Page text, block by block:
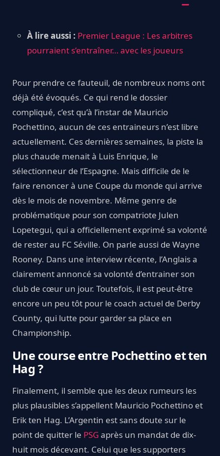
À lire aussi : Premier League : Les arbitres
pourraient s’entraîner… avec les joueurs
Pour prendre ce fauteuil, de nombreux noms ont
déjà été évoqués. Ce qui rend le dossier
compliqué, c’est qu’à l’instar de Mauricio
Pochettino, aucun de ces entraineurs n’est libre
actuellement. Ces dernières semaines, la piste la
plus chaude menait à Luis Enrique, le
sélectionneur de l’Espagne. Mais difficile de le
faire renoncer à une Coupe du monde qui arrive
dès le mois de novembre. Même genre de
problématique pour son compatriote Julen
Lopetegui, qui a officiellement exprimé sa volonté
de rester au FC Séville. On parle aussi de Wayne
Rooney. Dans une interview récente, l’Anglais a
clairement annoncé sa volonté d’entrainer son
club de cœur un jour. Toutefois, il est peut-être
encore un peu tôt pour le coach actuel de Derby
County, qui lutte pour garder sa place en
Championship.
Une course entre Pochettino et ten
Hag ?
Finalement, il semble que les deux rumeurs les
plus plausibles s’appellent Mauricio Pochettino et
Erik ten Hag. L’Argentin est sans doute sur le
point de quitter le PSGaprès un mandat de dix-
huit mois décevant. Celui que les supporters